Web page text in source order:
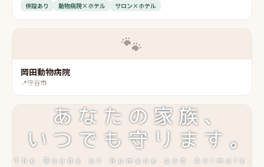
併設あり 動物病院×ホテル サロン×ホテル
🐾
岡田動物病院
📍守谷市